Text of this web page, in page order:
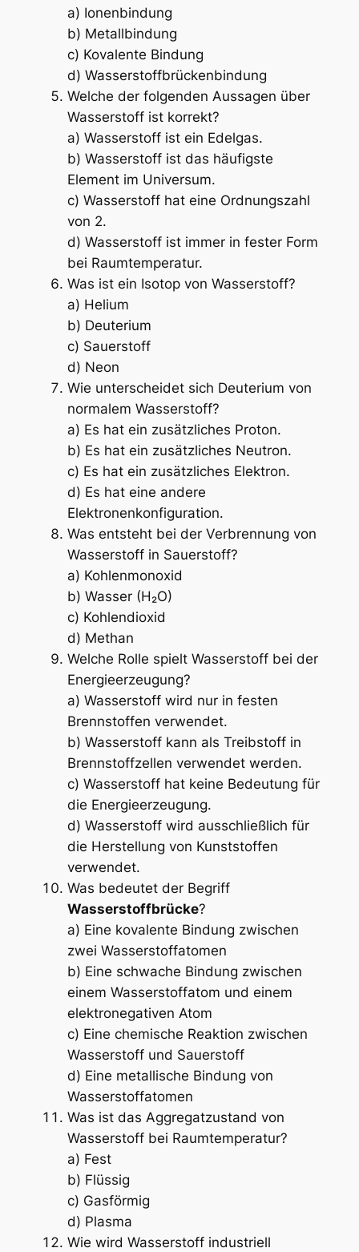
a) Ionenbindung
b) Metallbindung
c) Kovalente Bindung
d) Wasserstoffbrückenbindung
Welche der folgenden Aussagen über
Wasserstoff ist korrekt?
a) Wasserstoff ist ein Edelgas.
b) Wasserstoff ist das häufigste
Element im Universum.
c) Wasserstoff hat eine Ordnungszahl
von 2.
d) Wasserstoff ist immer in fester Form
bei Raumtemperatur.
Was ist ein Isotop von Wasserstoff?
a) Helium
b) Deuterium
c) Sauerstoff
d) Neon
Wie unterscheidet sich Deuterium von
normalem Wasserstoff?
a) Es hat ein zusätzliches Proton.
b) Es hat ein zusätzliches Neutron.
c) Es hat ein zusätzliches Elektron.
d) Es hat eine andere
Elektronenkonfiguration.
Was entsteht bei der Verbrennung von
Wasserstoff in Sauerstoff?
a) Kohlenmonoxid
b) Wasser (H₂O)
c) Kohlendioxid
d) Methan
Welche Rolle spielt Wasserstoff bei der
Energieerzeugung?
a) Wasserstoff wird nur in festen
Brennstoffen verwendet.
b) Wasserstoff kann als Treibstoff in
Brennstoffzellen verwendet werden.
c) Wasserstoff hat keine Bedeutung für
die Energieerzeugung.
d) Wasserstoff wird ausschließlich für
die Herstellung von Kunststoffen
verwendet.
Was bedeutet der Begriff
Wasserstoffbrücke?
a) Eine kovalente Bindung zwischen
zwei Wasserstoffatomen
b) Eine schwache Bindung zwischen
einem Wasserstoffatom und einem
elektronegativen Atom
c) Eine chemische Reaktion zwischen
Wasserstoff und Sauerstoff
d) Eine metallische Bindung von
Wasserstoffatomen
Was ist das Aggregatzustand von
Wasserstoff bei Raumtemperatur?
a) Fest
b) Flüssig
c) Gasförmig
d) Plasma
Wie wird Wasserstoff industriell